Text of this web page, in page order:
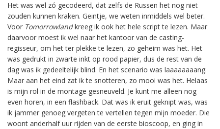
Het was wel zó gecodeerd, dat zelfs de Russen het nog niet
zouden kunnen kraken. Geintje, we weten inmiddels wel beter.
Voor Tomorrowlandkreeg ik ook het hele script te lezen. Maar
daarvoor moest ik wel naar het kantoor van de casting-
regisseur, om het ter plekke te lezen, zo geheim was het. Het
was gedrukt in zwarte inkt op rood papier, dus de rest van de
dag was ik gedeeltelijk blind. En het scenario was laaaaaaaang.
Maar aan het eind zat ik te snotteren, zo mooi was het. Helaas
is mijn rol in de montage gesneuveld. Je kunt me alleen nog
even horen, in een flashback. Dat was ik eruit geknipt was, was
ik jammer genoeg vergeten te vertellen tegen mijn moeder. Die
woont anderhalf uur rijden van de eerste bioscoop, en ging in